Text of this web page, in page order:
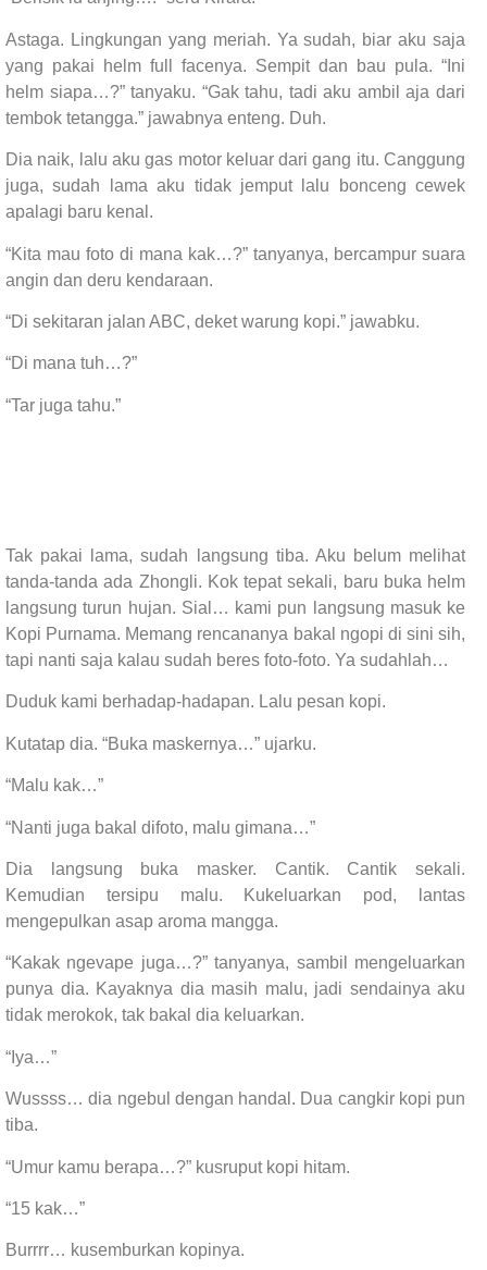
Astaga. Lingkungan yang meriah. Ya sudah, biar aku saja
yang pakai helm full facenya. Sempit dan bau pula. “Ini
helm siapa…?” tanyaku. “Gak tahu, tadi aku ambil aja dari
tembok tetangga.” jawabnya enteng. Duh.
Dia naik, lalu aku gas motor keluar dari gang itu. Canggung
juga, sudah lama aku tidak jemput lalu bonceng cewek
apalagi baru kenal.
“Kita mau foto di mana kak…?” tanyanya, bercampur suara
angin dan deru kendaraan.
“Di sekitaran jalan ABC, deket warung kopi.” jawabku.
“Di mana tuh…?”
“Tar juga tahu.”
Tak pakai lama, sudah langsung tiba. Aku belum melihat
tanda-tanda ada Zhongli. Kok tepat sekali, baru buka helm
langsung turun hujan. Sial… kami pun langsung masuk ke
Kopi Purnama. Memang rencananya bakal ngopi di sini sih,
tapi nanti saja kalau sudah beres foto-foto. Ya sudahlah…
Duduk kami berhadap-hadapan. Lalu pesan kopi.
Kutatap dia. “Buka maskernya…” ujarku.
“Malu kak…”
“Nanti juga bakal difoto, malu gimana…”
Dia langsung buka masker. Cantik. Cantik sekali.
Kemudian tersipu malu. Kukeluarkan pod, lantas
mengepulkan asap aroma mangga.
“Kakak ngevape juga…?” tanyanya, sambil mengeluarkan
punya dia. Kayaknya dia masih malu, jadi sendainya aku
tidak merokok, tak bakal dia keluarkan.
“Iya…”
Wussss… dia ngebul dengan handal. Dua cangkir kopi pun
tiba.
“Umur kamu berapa…?” kusruput kopi hitam.
“15 kak…”
Burrrr… kusemburkan kopinya.